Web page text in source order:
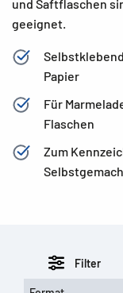
und Saftflaschen
geeignet.
Papier
Für
Flaschen
Zum
Filter